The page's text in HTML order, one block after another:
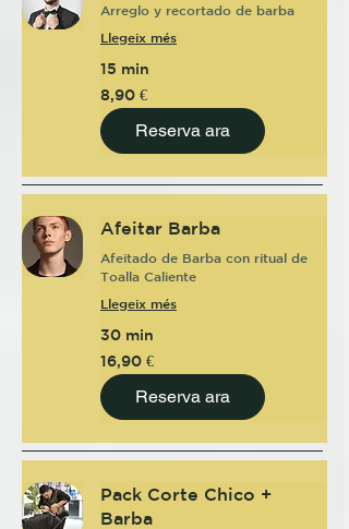
Arreglo y recortado de barba
Llegeix més
15 min
8,90
euros
8,90 €
Reserva ara
Afeitar Barba
Afeitado de Barba con ritual de
Toalla Caliente
Llegeix més
30 min
16,90
euros
16,90 €
Reserva ara
Pack Corte Chico +
Barba